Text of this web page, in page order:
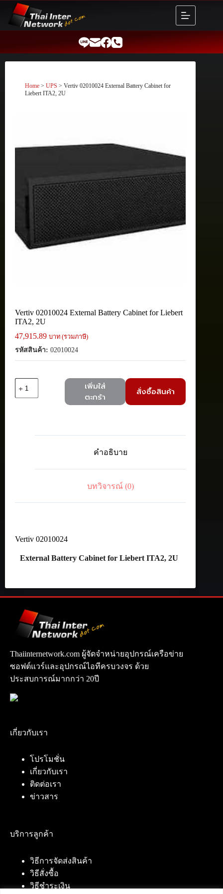
content
Home > UPS > Vertiv 02010024 External Battery Cabinet for
Liebert ITA2, 2U
Vertiv 02010024 External Battery Cabinet for Liebert
ITA2, 2U
47,915.89 บาท (รวมภาษี)
รหัสสินค้า: 02010024
Vertiv
เพิ่มใส่
ตะกร้า
สั่งซื้อสินค้า
คำอธิบาย
บทวิจารณ์ (0)
Vertiv 02010024
External Battery Cabinet for Liebert ITA2, 2U
Thaiinternetwork.com ผู้จัดจำหน่ายอุปกรณ์เครือข่าย
ซอฟต์แวร์และอุปกรณ์ไอทีครบวงจร ด้วย
ประสบการณ์มากกว่า 20ปี
เกี่ยวกับเรา
โปรโมชั่น
เกี่ยวกับเรา
ติดต่อเรา
ข่าวสาร
บริการลูกค้า
วิธีการจัดส่งสินค้า
วิธีสั่งซื้อ
วิธีชำระเงิน